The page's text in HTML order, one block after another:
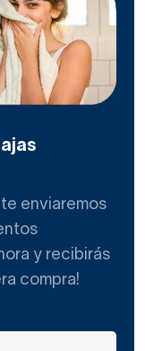
enviaremos
y recibirás
compra!